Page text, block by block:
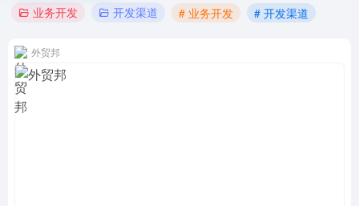
业务开发 开发渠道 # 业务开发 # 开发渠道
外贸邦